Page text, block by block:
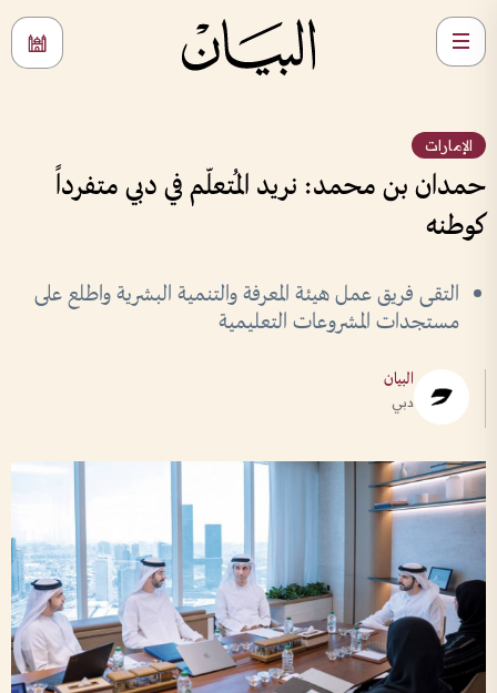
الإمارات
حمدان بن محمد: نريد المُتعلّم في دبي متفرداً
كوطنه
التقى فريق عمل هيئة المعرفة والتنمية البشرية واطلع على
مستجدات المشروعات التعليمية
البيان
دبي